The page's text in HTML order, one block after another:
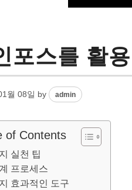
포스를 활
월 08일 by admin
of Contents
실천 팁
프로세스
효과적인 도구